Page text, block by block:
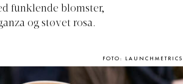
funklende blomster,
og støvet rosa.
FOTO: LAUNCHMETRICS